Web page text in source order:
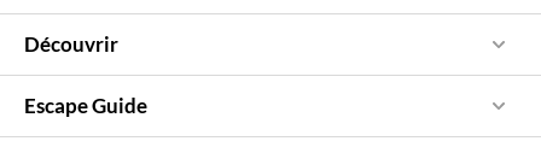
Découvrir
Escape Guide